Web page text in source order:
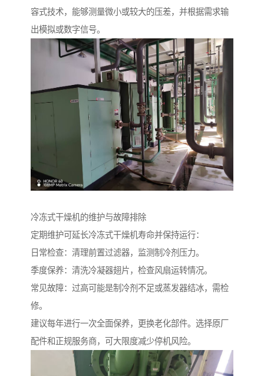
容式技术，能够测量微小或较大的压差，并根据需求输
出模拟或数字信号。
冷冻式干燥机的维护与故障排除
定期维护可延长冷冻式干燥机寿命并保持运行：
日常检查：清理前置过滤器，监测制冷剂压力。
季度保养：清洗冷凝器翅片，检查风扇运转情况。
常见故障：过高可能是制冷剂不足或蒸发器结冰，需检
修。
建议每年进行一次全面保养，更换老化部件。选择原厂
配件和正规服务商，可大限度减少停机风险。